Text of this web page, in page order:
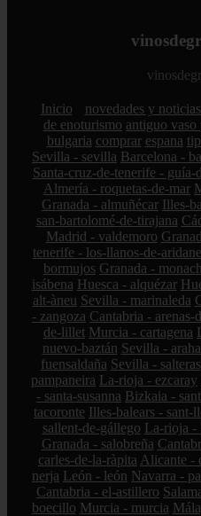
Inicio novedades y
de enoturismo antiguo vaso
bulgaria comprar espana
Sevilla - sevilla Barcelona -
Santa-cruz-de-tenerife - guía-
Almería - roquetas-de-mar
Granada - almuñécar Illes-
san-bartolomé-de-tirajana
Madrid - valdemoro
tenerife - los-llanos-de-aridane
bormujos Granada -
isábena Huesca - alquézar
alt-àneu Sevilla - marinaleda
- zangoza Cantabria - arenas-
de-lillet Murcia - cartagena
nuevo-baztán Sevilla -
fuensaldaña Sevilla - salteras
pampaneira La-rioja - ezcaray
- santa-susanna Bizkaia -
tacoronte Illes-balears - sant-
sallent-de-gállego La-rioja -
Granada - salobreña
carles-de-la-ràpita Alicante -
nerja León - león Navarra -
Cantabria - el-astillero
boecillo Murcia - murcia